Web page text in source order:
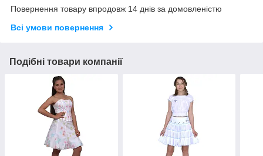
Повернення товару впродовж 14 днів за домовленістю
Всі умови повернення
Подібні товари компанії